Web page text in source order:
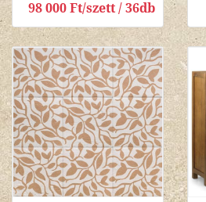
98 000 Ft/szett / 36db